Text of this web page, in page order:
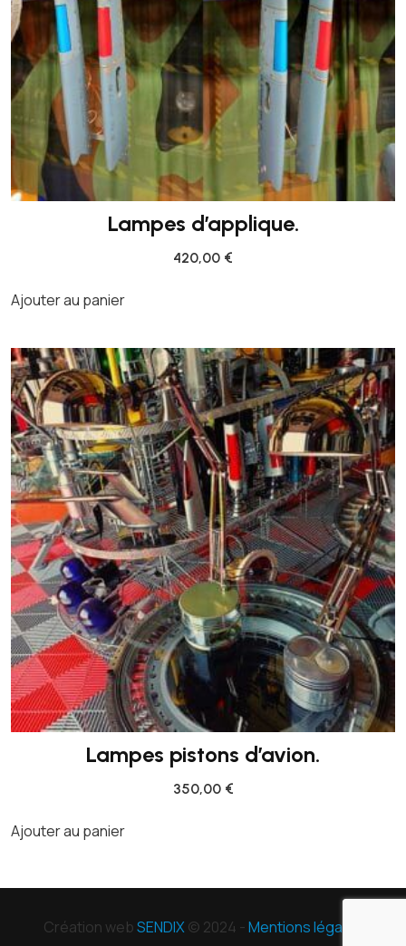
Lampes d’applique.
420,00 €
Ajouter au panier
Lampes pistons d’avion.
350,00 €
Ajouter au panier
Création webSENDIX© 2024 -Mentions légales